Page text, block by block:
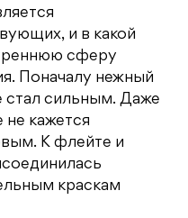
и в какой
сферу
Поначалу нежный
стал сильным. Даже
не кажется
К флейте и
краскам